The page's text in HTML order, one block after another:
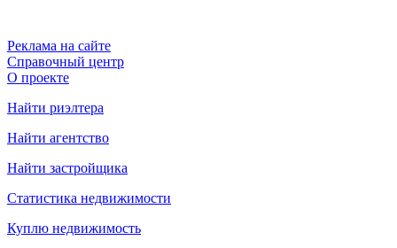
Реклама на сайте
Справочный центр
О проекте
Найти риэлтера
Найти агентство
Найти застройщика
Статистика недвижимости
Куплю недвижимость